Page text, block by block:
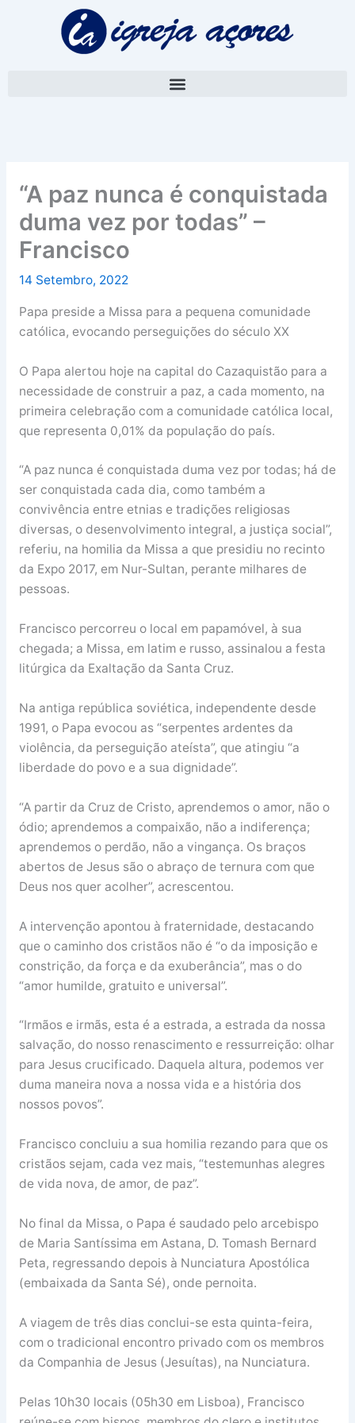
“A paz nunca é conquistada
duma vez por todas” –
Francisco
14 Setembro, 2022
Papa preside a Missa para a pequena comunidade
católica, evocando perseguições do século XX
O Papa alertou hoje na capital do Cazaquistão para a
necessidade de construir a paz, a cada momento, na
primeira celebração com a comunidade católica local,
que representa 0,01% da população do país.
“A paz nunca é conquistada duma vez por todas; há de
ser conquistada cada dia, como também a
convivência entre etnias e tradições religiosas
diversas, o desenvolvimento integral, a justiça social”,
referiu, na homilia da Missa a que presidiu no recinto
da Expo 2017, em Nur-Sultan, perante milhares de
pessoas.
Francisco percorreu o local em papamóvel, à sua
chegada; a Missa, em latim e russo, assinalou a festa
litúrgica da Exaltação da Santa Cruz.
Na antiga república soviética, independente desde
1991, o Papa evocou as “serpentes ardentes da
violência, da perseguição ateísta”, que atingiu “a
liberdade do povo e a sua dignidade”.
“A partir da Cruz de Cristo, aprendemos o amor, não o
ódio; aprendemos a compaixão, não a indiferença;
aprendemos o perdão, não a vingança. Os braços
abertos de Jesus são o abraço de ternura com que
Deus nos quer acolher”, acrescentou.
A intervenção apontou à fraternidade, destacando
que o caminho dos cristãos não é “o da imposição e
constrição, da força e da exuberância”, mas o do
“amor humilde, gratuito e universal”.
“Irmãos e irmãs, esta é a estrada, a estrada da nossa
salvação, do nosso renascimento e ressurreição: olhar
para Jesus crucificado. Daquela altura, podemos ver
duma maneira nova a nossa vida e a história dos
nossos povos”.
Francisco concluiu a sua homilia rezando para que os
cristãos sejam, cada vez mais, “testemunhas alegres
de vida nova, de amor, de paz”.
No final da Missa, o Papa é saudado pelo arcebispo
de Maria Santíssima em Astana, D. Tomash Bernard
Peta, regressando depois à Nunciatura Apostólica
(embaixada da Santa Sé), onde pernoita.
A viagem de três dias conclui-se esta quinta-feira,
com o tradicional encontro privado com os membros
da Companhia de Jesus (Jesuítas), na Nunciatura.
Pelas 10h30 locais (05h30 em Lisboa), Francisco